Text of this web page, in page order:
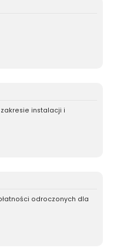
instalacji i
odroczonych dla